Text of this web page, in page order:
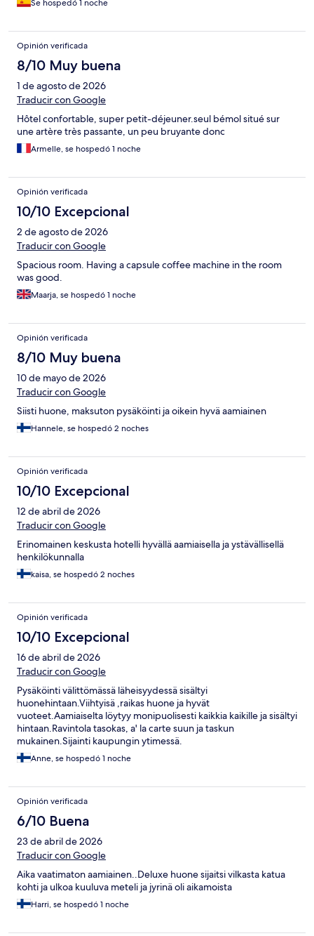
Se hospedó 1 noche
Opinión verificada
8/10 Muy buena
1 de agosto de 2026
Traducir con Google
Hôtel confortable, super petit-déjeuner.seul bémol situé sur
une artère très passante, un peu bruyante donc
Armelle, se hospedó 1 noche
Opinión verificada
10/10 Excepcional
2 de agosto de 2026
Traducir con Google
Spacious room. Having a capsule coffee machine in the room
was good.
Maarja, se hospedó 1 noche
Opinión verificada
8/10 Muy buena
10 de mayo de 2026
Traducir con Google
Siisti huone, maksuton pysäköinti ja oikein hyvä aamiainen
Hannele, se hospedó 2 noches
Opinión verificada
10/10 Excepcional
12 de abril de 2026
Traducir con Google
Erinomainen keskusta hotelli hyvällä aamiaisella ja ystävällisellä
henkilökunnalla
kaisa, se hospedó 2 noches
Opinión verificada
10/10 Excepcional
16 de abril de 2026
Traducir con Google
Pysäköinti välittömässä läheisyydessä sisältyi
huonehintaan.Viihtyisä ,raikas huone ja hyvät
vuoteet.Aamiaiselta löytyy monipuolisesti kaikkia kaikille ja sisältyi
hintaan.Ravintola tasokas, a' la carte suun ja taskun
mukainen.Sijainti kaupungin ytimessä.
Anne, se hospedó 1 noche
Opinión verificada
6/10 Buena
23 de abril de 2026
Traducir con Google
Aika vaatimaton aamiainen..Deluxe huone sijaitsi vilkasta katua
kohti ja ulkoa kuuluva meteli ja jyrinä oli aikamoista
Harri, se hospedó 1 noche